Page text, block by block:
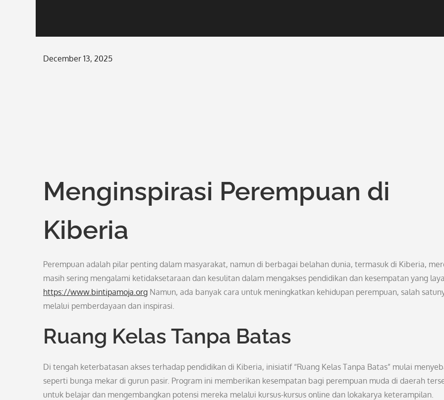
Posted
December 13, 2025
Menginspirasi Perempuan di
Kiberia
Perempuan adalah pilar penting dalam masyarakat, namun di berbagai belahan dunia, termasuk di Kiberia,
masih sering mengalami ketidaksetaraan dan kesulitan dalam mengakses pendidikan dan kesempatan yang
https://www.bintipamoja.org Namun, ada banyak cara untuk meningkatkan kehidupan perempuan, salah
melalui pemberdayaan dan inspirasi.
Ruang Kelas Tanpa Batas
Di tengah keterbatasan akses terhadap pendidikan di Kiberia, inisiatif “Ruang Kelas Tanpa Batas” mulai
seperti bunga mekar di gurun pasir. Program ini memberikan kesempatan bagi perempuan muda di daerah
untuk belajar dan mengembangkan potensi mereka melalui kursus-kursus online dan lokakarya keterampilan.